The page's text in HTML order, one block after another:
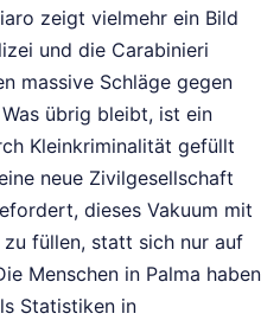
zeigt vielmehr ein Bild
und die Carabinieri
massive Schläge gegen
übrig bleibt, ist ein
Kleinkriminalität gefüllt
neue Zivilgesellschaft
dieses Vakuum mit
füllen, statt sich nur auf
Menschen in Palma haben
Statistiken in